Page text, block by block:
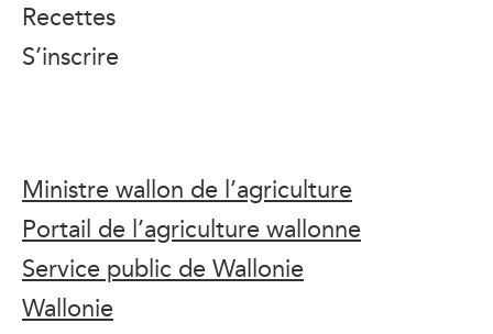
Recettes
S’inscrire
Ministre wallon de l’agriculture
Portail de l’agriculture wallonne
Service public de Wallonie
Wallonie